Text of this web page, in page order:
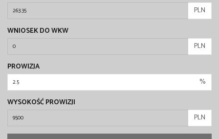
PLN
WNIOSEK DO WKW
PLN
PROWIZJA
%
WYSOKOŚĆ PROWIZJI
PLN